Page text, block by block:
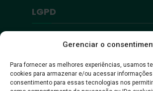
Gerenciar o
Para fornecer as melhores experiências, usamos
cookies para armazenar e/ou acessar
consentimento para essas tecnologias nos
LGPD
Política de Privacidade
Acessibilidade